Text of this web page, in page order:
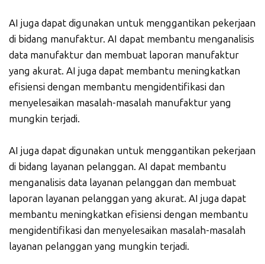
AI juga dapat digunakan untuk menggantikan pekerjaan
di bidang manufaktur. AI dapat membantu menganalisis
data manufaktur dan membuat laporan manufaktur
yang akurat. AI juga dapat membantu meningkatkan
efisiensi dengan membantu mengidentifikasi dan
menyelesaikan masalah-masalah manufaktur yang
mungkin terjadi.
AI juga dapat digunakan untuk menggantikan pekerjaan
di bidang layanan pelanggan. AI dapat membantu
menganalisis data layanan pelanggan dan membuat
laporan layanan pelanggan yang akurat. AI juga dapat
membantu meningkatkan efisiensi dengan membantu
mengidentifikasi dan menyelesaikan masalah-masalah
layanan pelanggan yang mungkin terjadi.